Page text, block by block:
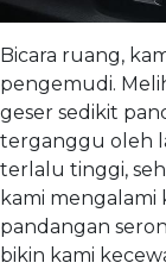
Bicara ruang,
pengemudi.
geser sedikit
terganggu oleh
terlalu tinggi,
kami
pandangan
bikin kami